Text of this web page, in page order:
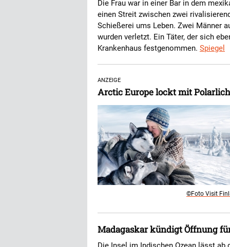
Die Frau war in einer Bar in dem
einen Streit zwischen zwei
Schießerei ums Leben. Zwei Männer
wurden verletzt. Ein Täter, der sich
Krankenhaus festgenommen. Spiegel
ANZEIGE
Arctic Europe lockt mit
©Foto Visit
Madagaskar kündigt Öffnung